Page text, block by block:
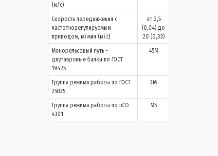
(м/с)
Скорость передвижения с
частотнорегулируемым
приводом, м/мин (м/с)
от 2,5
(0,04) до
20 (0,33)
Монорельсовый путь -
двутавровые балки по ГОСТ
19425
45М
Группа режима работы по ГОСТ
25835
3М
Группа режима работы по пСО
4301
М5